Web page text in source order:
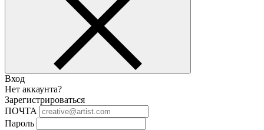
Вход
Нет аккаунта?
Зарегистрироваться
ПОЧТА
Пароль